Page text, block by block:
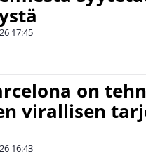
17:45
on
virallisen
16:43